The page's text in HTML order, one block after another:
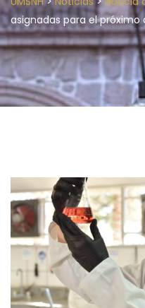
asignadas para el próximo